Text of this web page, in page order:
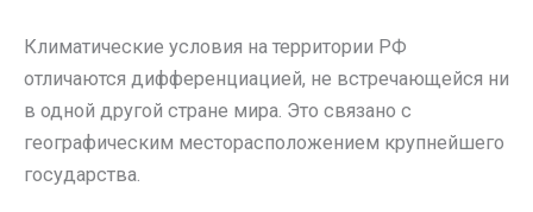
Климатические условия на территории РФ
отличаются дифференциацией, не встречающейся ни
в одной другой стране мира. Это связано с
географическим месторасположением крупнейшего
государства.